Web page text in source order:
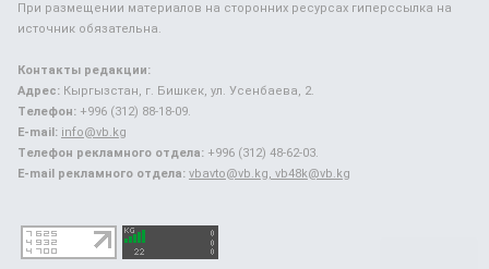
При размещении материалов на сторонних ресурсах гиперссылка на
источник обязательна.
Контакты редакции:
Адрес: Кыргызстан, г. Бишкек, ул. Усенбаева, 2.
Телефон: +996 (312) 88-18-09.
E-mail: info@vb.kg
Телефон рекламного отдела: +996 (312) 48-62-03.
E-mail рекламного отдела: vbavto@vb.kg, vb48k@vb.kg